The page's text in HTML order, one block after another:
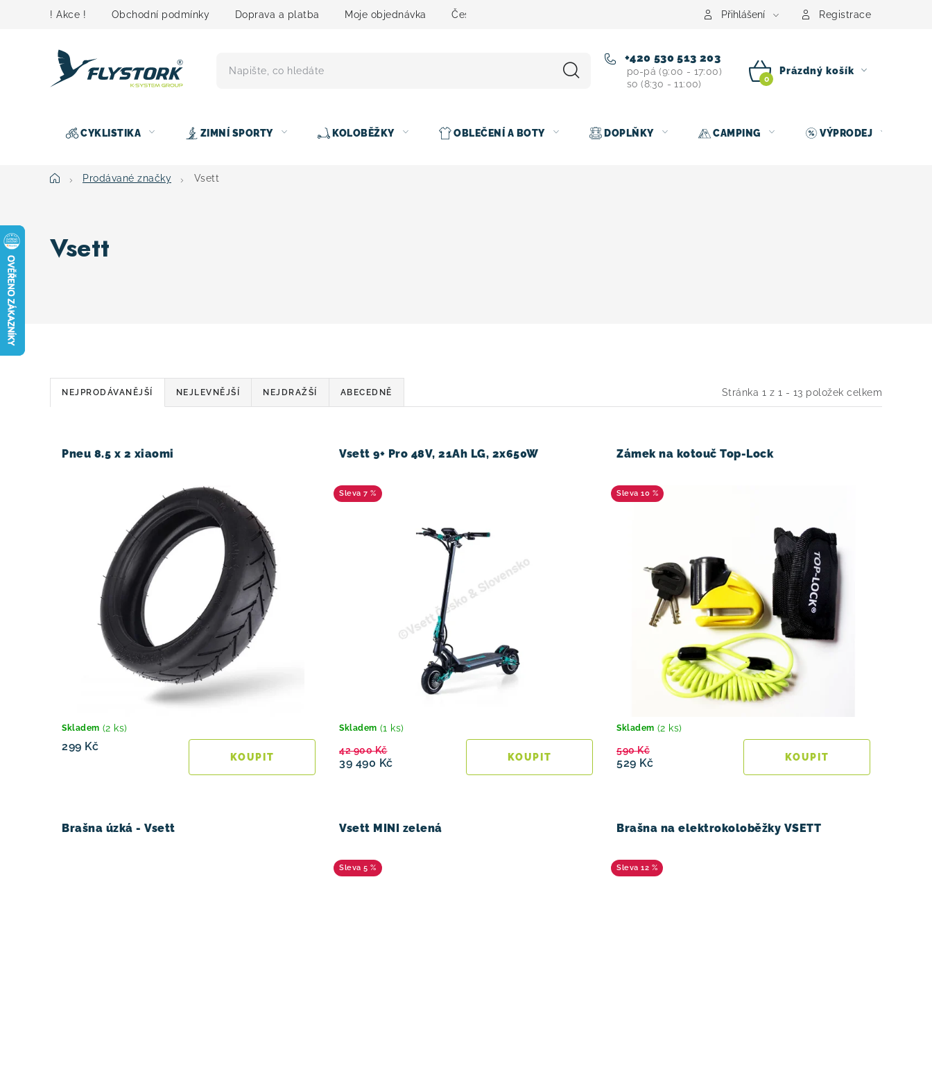
! Akce ! Obchodní podmínky Doprava a platba Moje objednávka Čeština Půjčovna nosičů kol Kontakt
Přihlášení Registrace
+420 530 513 203
po-pá (9:00 - 17:00)
so (8:30 - 11:00)
NÁKUPNÍ
Prázdný košík
CYKLISTIKA ZIMNÍ SPORTY KOLOBĚŽKY OBLEČENÍ A BOTY DOPLŇKY CAMPING VÝPRODEJ
DomůProdávané značky Vsett
Vsett
Stránka 1 z 1 - 13 položek celkem
Ř
a
ů
NEJPRODÁVANĚJŠÍ NEJLEVNĚJŠÍ NEJDRAŽŠÍ ABECEDNĚ
ů
Pneu 8.5 x 2 xiaomi
Skladem (2 ks)
299 Kč
Vsett 9+ Pro 48V, 21Ah LG, 2x650W
7 %
Skladem (1 ks)
39 490 Kč
42 900 Kč
Zámek na kotouč Top-Lock
10 %
Skladem (2 ks)
529 Kč
590 Kč
Brašna úzká - Vsett Vsett MINI zelená
5 %
Brašna na elektrokoloběžky VSETT
12 %